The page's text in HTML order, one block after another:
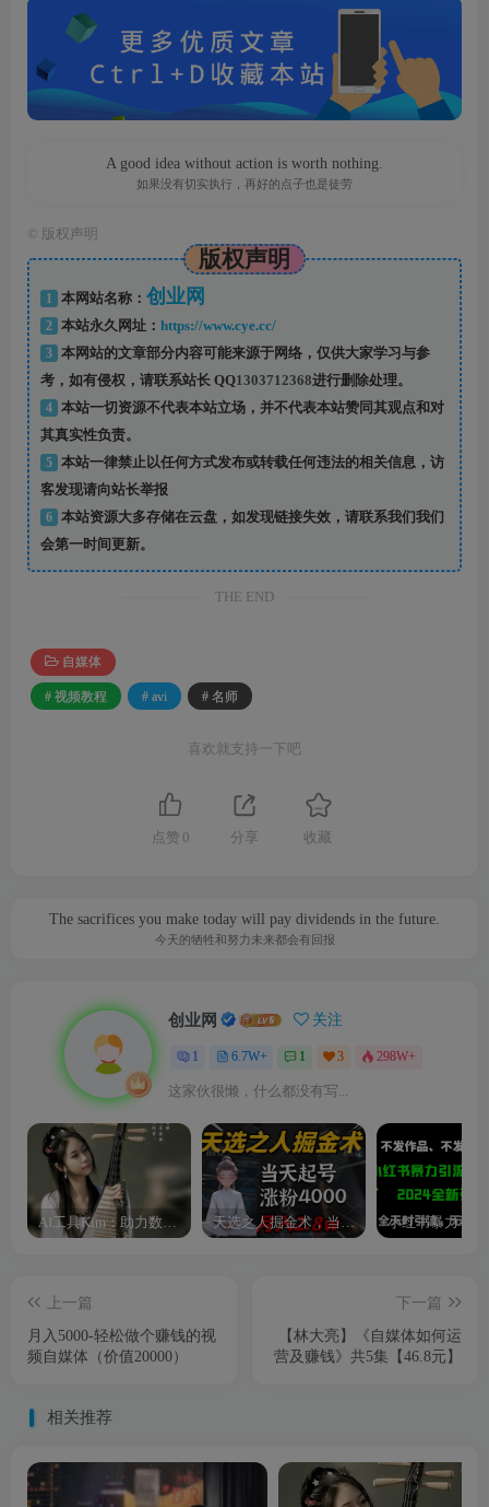
A good idea without action is worth nothing.
如果没有切实执行，再好的点子也是徒劳
版权声明
版权声明
1 本网站名称： 创业网
2 本站永久网址： https://www.cye.cc/
3
本网站的文章部分内容可能来源于网络，仅供大家学习与参
考，如有侵权，请联系站长 QQ1303712368进行删除处理。
4
本站一切资源不代表本站立场，并不代表本站赞同其观点和对
其真实性负责。
5
本站一律禁止以任何方式发布或转载任何违法的相关信息，访
客发现请向站长举报
6
本站资源大多存储在云盘，如发现链接失效，请联系我们我们
会第一时间更新。
THE END
自媒体
# 视频教程 # avi # 名师
喜欢就支持一下吧
点赞 0 分享 收藏
The sacrifices you make today will pay dividends in the future.
今天的牺牲和努力未来都会有回报
创业网 关注
1 6.7W+ 1 3 298W+
这家伙很懒，什么都没有写...
AI工具Kim：助力数字化转型的智能助手 天选之人掘金术，当天起号，7条作品涨粉4000+，单月变现2.8w天选之人掘…
上一篇
月入5000-轻松做个赚钱的视
频自媒体（价值20000）
下一篇
【林大亮】《自媒体如何运
营及赚钱》共5集【46.8元】
相关推荐